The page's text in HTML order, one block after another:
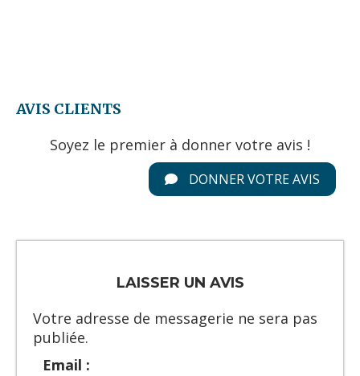
AVIS CLIENTS
Soyez le premier à donner votre avis !
DONNER VOTRE AVIS
LAISSER UN AVIS
Votre adresse de messagerie ne sera pas
publiée.
Email :